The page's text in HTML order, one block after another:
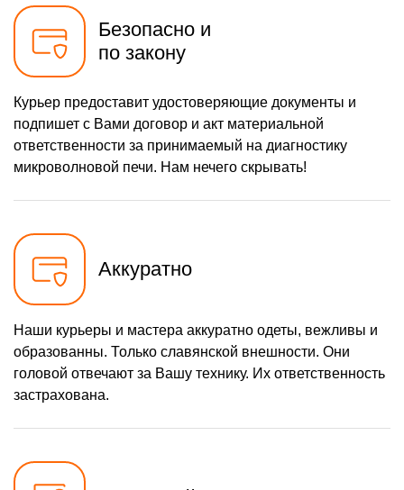
Безопасно и
по закону
Курьер предоставит удостоверяющие документы и
подпишет с Вами договор и акт материальной
ответственности за принимаемый на диагностику
микроволновой печи. Нам нечего скрывать!
Аккуратно
Наши курьеры и мастера аккуратно одеты, вежливы и
образованны. Только славянской внешности. Они
головой отвечают за Вашу технику. Их ответственность
застрахована.